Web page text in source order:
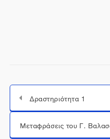
Δραστηριότητα 1
Μεταπήδηση σε...